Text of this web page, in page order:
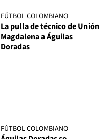
FÚTBOL COLOMBIANO
La pulla de técnico de Unión
Magdalena a Águilas
Doradas
FÚTBOL COLOMBIANO